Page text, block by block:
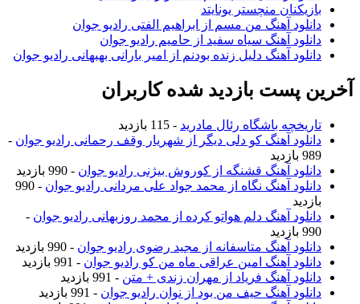
بازیکنان منچستر یونایتد
دانلود آهنگ من مسم از ابراهیم الفتی رادیو جوان
دانلود آهنگ سیاه سفید از حامیم رادیو جوان
دانلود آهنگ دلیل زنده بودنم از امیر بارانی بهبهانی رادیو جوان
آخرین پست بازدید شده کاربران
تاریخچه باشگاه رئال مادرید - 115 بازدید
دانلود آهنگ کو دلی دیگر از شهریار وقف رحمانی رادیو جوان -
989 بازدید
دانلود آهنگ قشنگه از کوروش بیژنی رادیو جوان - 990 بازدید
دانلود آهنگ نگاه از محمد جواد علی مردانی رادیو جوان
- 990
بازدید
دانلود آهنگ دلم هواتو کرده از محمد روزبهانی رادیو جوان -
990 بازدید
دانلود آهنگ متاسفانه از مجید رضوی رادیو جوان - 990 بازدید
دانلود آهنگ امین عراقی ماه من کو رادیو جوان - 991 بازدید
دانلود آهنگ فریاد از مهران زندی + متن - 991 بازدید
دانلود آهنگ حیف من بود از نوان رادیو جوان - 991 بازدید